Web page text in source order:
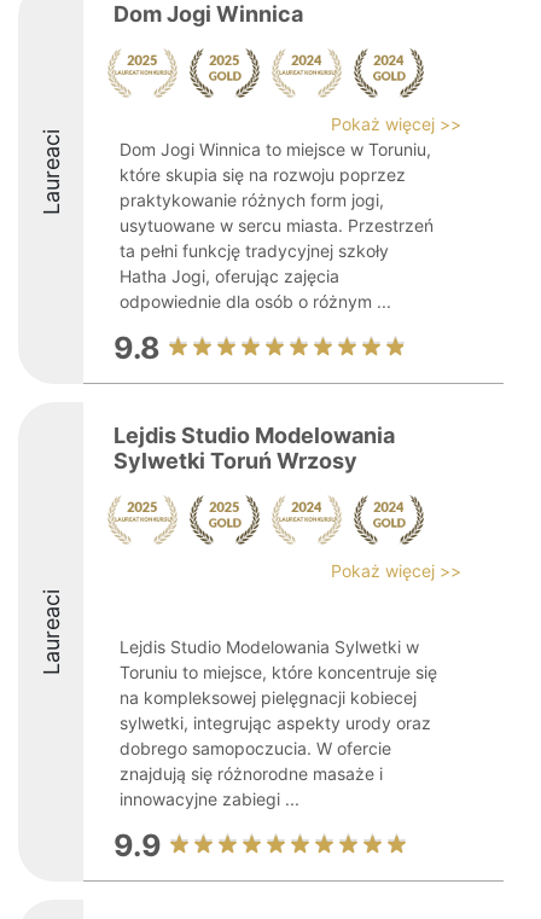
Laureaci
Dom Jogi Winnica
Pokaż więcej >>
Dom Jogi Winnica to miejsce w Toruniu,
które skupia się na rozwoju poprzez
praktykowanie różnych form jogi,
usytuowane w sercu miasta. Przestrzeń
ta pełni funkcję tradycyjnej szkoły
Hatha Jogi, oferując zajęcia
odpowiednie dla osób o różnym ...
9.8
Laureaci
Lejdis Studio Modelowania
Sylwetki Toruń Wrzosy
Pokaż więcej >>
Lejdis Studio Modelowania Sylwetki w
Toruniu to miejsce, które koncentruje się
na kompleksowej pielęgnacji kobiecej
sylwetki, integrując aspekty urody oraz
dobrego samopoczucia. W ofercie
znajdują się różnorodne masaże i
innowacyjne zabiegi ...
9.9